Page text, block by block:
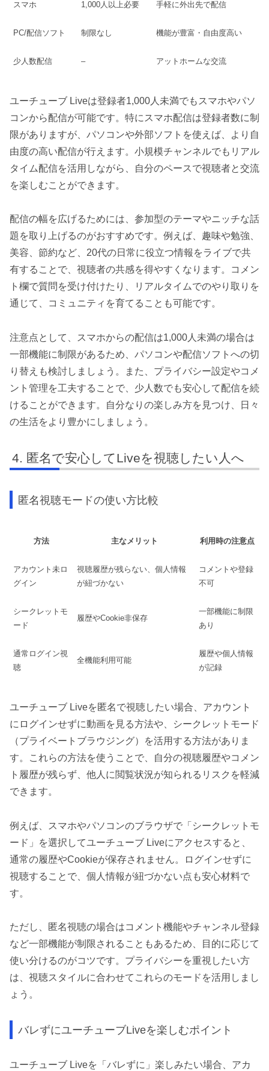
スマホ 1,000人以上必要 手軽に外出先で配信
PC/配信ソフト 制限なし 機能が豊富・自由度高い
少人数配信 – アットホームな交流
ユーチューブ Liveは登録者1,000人未満でもスマホやパソ
コンから配信が可能です。特にスマホ配信は登録者数に制
限がありますが、パソコンや外部ソフトを使えば、より自
由度の高い配信が行えます。小規模チャンネルでもリアル
タイム配信を活用しながら、自分のペースで視聴者と交流
を楽しむことができます。
配信の幅を広げるためには、参加型のテーマやニッチな話
題を取り上げるのがおすすめです。例えば、趣味や勉強、
美容、節約など、20代の日常に役立つ情報をライブで共
有することで、視聴者の共感を得やすくなります。コメン
ト欄で質問を受け付けたり、リアルタイムでのやり取りを
通じて、コミュニティを育てることも可能です。
注意点として、スマホからの配信は1,000人未満の場合は
一部機能に制限があるため、パソコンや配信ソフトへの切
り替えも検討しましょう。また、プライバシー設定やコメ
ント管理を工夫することで、少人数でも安心して配信を続
けることができます。自分なりの楽しみ方を見つけ、日々
の生活をより豊かにしましょう。
匿名で安心してLiveを視聴したい人へ
匿名視聴モードの使い方比較
方法 主なメリット 利用時の注意点
アカウント未ロ
グイン
視聴履歴が残らない、個人情報
が紐づかない
コメントや登録
不可
シークレットモ
ード
履歴やCookie非保存
一部機能に制限
あり
通常ログイン視
聴
全機能利用可能
履歴や個人情報
が記録
ユーチューブ Liveを匿名で視聴したい場合、アカウント
にログインせずに動画を見る方法や、シークレットモード
（プライベートブラウジング）を活用する方法がありま
す。これらの方法を使うことで、自分の視聴履歴やコメン
ト履歴が残らず、他人に閲覧状況が知られるリスクを軽減
できます。
例えば、スマホやパソコンのブラウザで「シークレットモ
ード」を選択してユーチューブ Liveにアクセスすると、
通常の履歴やCookieが保存されません。ログインせずに
視聴することで、個人情報が紐づかない点も安心材料で
す。
ただし、匿名視聴の場合はコメント機能やチャンネル登録
など一部機能が制限されることもあるため、目的に応じて
使い分けるのがコツです。プライバシーを重視したい方
は、視聴スタイルに合わせてこれらのモードを活用しまし
ょう。
バレずにユーチューブLiveを楽しむポイント
ユーチューブ Liveを「バレずに」楽しみたい場合、アカ